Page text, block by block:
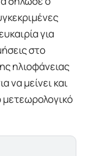
για
στο
ηλιοφάνειας
να μείνει και
μετεωρολογικό